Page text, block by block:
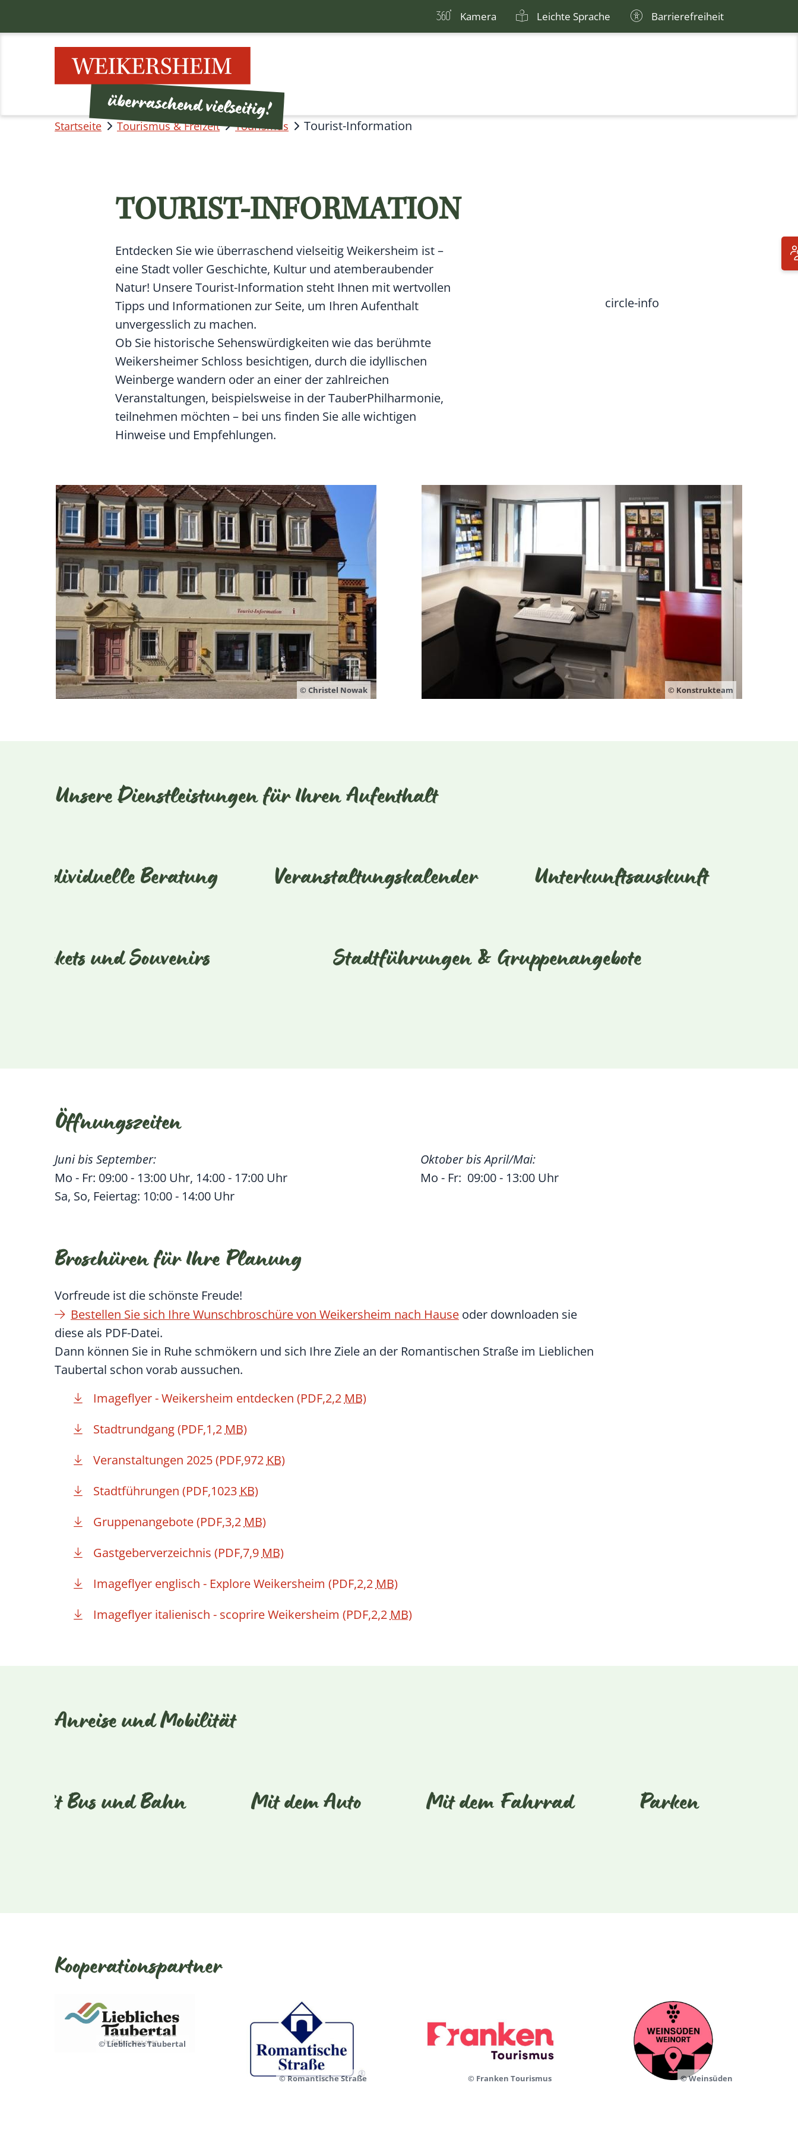
Kamera Leichte Sprache Barrierefreiheit
Startseite Tourismus & Freizeit Tourismus Tourist-Information
TOURIST-INFORMATION
Entdecken Sie wie überraschend vielseitig Weikersheim ist –
eine Stadt voller Geschichte, Kultur und atemberaubender
Natur! Unsere Tourist-Information steht Ihnen mit wertvollen
Tipps und Informationen zur Seite, um Ihren Aufenthalt
unvergesslich zu machen.
Ob Sie historische Sehenswürdigkeiten wie das berühmte
Weikersheimer Schloss besichtigen, durch die idyllischen
Weinberge wandern oder an einer der zahlreichen
Veranstaltungen, beispielsweise in der TauberPhilharmonie,
teilnehmen möchten – bei uns finden Sie alle wichtigen
Hinweise und Empfehlungen.
circle-info
© Christel Nowak © Konstrukteam
Unsere Dienstleistungen für Ihren Aufenthalt
Individuelle Beratung Veranstaltungskalender Unterkunftsauskunft
Tickets und Souvenirs Stadtführungen & Gruppenangebote
Öffnungszeiten
Juni bis September:
Mo - Fr: 09:00 - 13:00 Uhr, 14:00 - 17:00 Uhr
Sa, So, Feiertag: 10:00 - 14:00 Uhr
Oktober bis April/Mai:
Mo - Fr: 09:00 - 13:00 Uhr
Broschüren für Ihre Planung
Vorfreude ist die schönste Freude!
Bestellen Sie sich Ihre Wunschbroschüre von Weikersheim nach Hauseoder downloaden sie
diese als PDF-Datei.
Dann können Sie in Ruhe schmökern und sich Ihre Ziele an der Romantischen Straße im Lieblichen
Taubertal schon vorab aussuchen.
Imageflyer - Weikersheim entdecken (PDF,2,2MB)
Stadtrundgang(PDF,1,2MB)
Veranstaltungen 2025(PDF,972KB)
Stadtführungen (PDF,1023KB)
Gruppenangebote(PDF,3,2MB)
Gastgeberverzeichnis (PDF,7,9MB)
Imageflyer englisch - Explore Weikersheim (PDF,2,2MB)
Imageflyer italienisch - scoprire Weikersheim (PDF,2,2MB)
Anreise und Mobilität
Mit Bus und Bahn Mit dem Auto Mit dem Fahrrad Parken
Kooperationspartner
© Liebliches Taubertal
© Romantische Straße © Franken Tourismus © Weinsüden